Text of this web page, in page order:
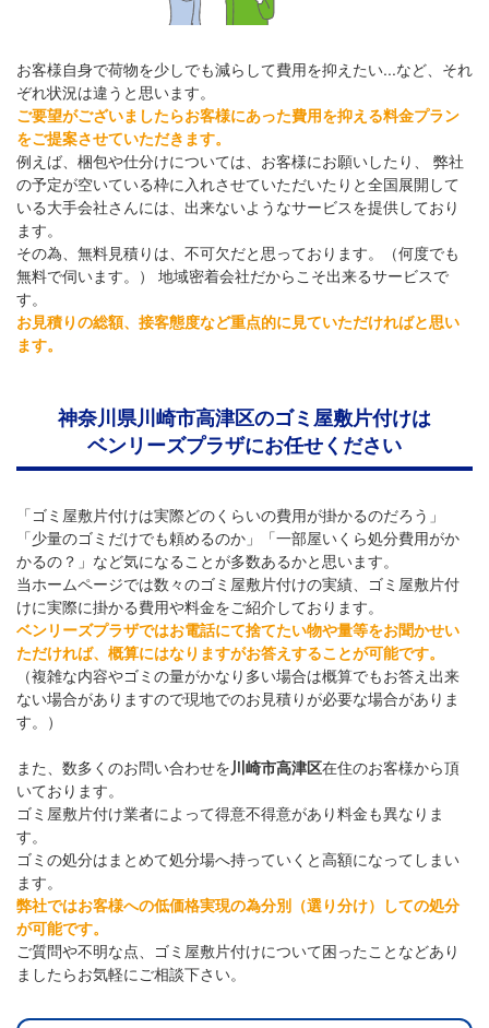
お客様自身で荷物を少しでも減らして費用を抑えたい...など、それ
ぞれ状況は違うと思います。
ご要望がございましたらお客様にあった費用を抑える料金プラン
をご提案させていただきます。
例えば、梱包や仕分けについては、お客様にお願いしたり、 弊社
の予定が空いている枠に入れさせていただいたりと全国展開して
いる大手会社さんには、出来ないようなサービスを提供しており
ます。
その為、無料見積りは、不可欠だと思っております。（何度でも
無料で伺います。） 地域密着会社だからこそ出来るサービスで
す。
お見積りの総額、接客態度など重点的に見ていただければと思い
ます。
神奈川県川崎市高津区のゴミ屋敷片付けは
ベンリーズプラザにお任せください
「ゴミ屋敷片付けは実際どのくらいの費用が掛かるのだろう」
「少量のゴミだけでも頼めるのか」「一部屋いくら処分費用がか
かるの？」など気になることが多数あるかと思います。
当ホームページでは数々のゴミ屋敷片付けの実績、ゴミ屋敷片付
けに実際に掛かる費用や料金をご紹介しております。
ベンリーズプラザではお電話にて捨てたい物や量等をお聞かせい
ただければ、概算にはなりますがお答えすることが可能です。
（複雑な内容やゴミの量がかなり多い場合は概算でもお答え出来
ない場合がありますので現地でのお見積りが必要な場合がありま
す。）
また、数多くのお問い合わせを川崎市高津区在住のお客様から頂
いております。
ゴミ屋敷片付け業者によって得意不得意があり料金も異なりま
す。
ゴミの処分はまとめて処分場へ持っていくと高額になってしまい
ます。
弊社ではお客様への低価格実現の為分別（選り分け）しての処分
が可能です。
ご質問や不明な点、ゴミ屋敷片付けについて困ったことなどあり
ましたらお気軽にご相談下さい。